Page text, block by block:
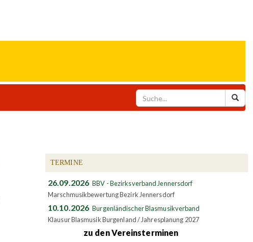
TERMINE
26.09.2026 BBV - Bezirksverband Jennersdorf
Marschmusikbewertung Bezirk Jennersdorf
10.10.2026 Burgenländischer Blasmusikverband
Klausur Blasmusik Burgenland / Jahresplanung 2027
zu den Vereinsterminen